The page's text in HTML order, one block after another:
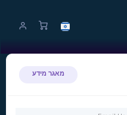
מאגר מידע